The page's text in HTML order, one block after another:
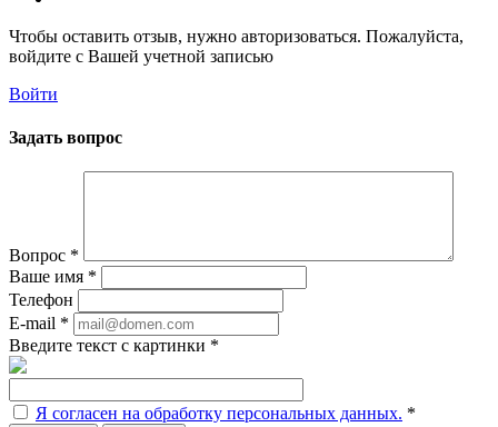
Чтобы оставить отзыв, нужно авторизоваться. Пожалуйста,
войдите с Вашей учетной записью
Войти
Задать вопрос
Вопрос *
Ваше имя *
Телефон
E-mail *
Введите текст с картинки *
Я согласен на обработку персональных данных. *